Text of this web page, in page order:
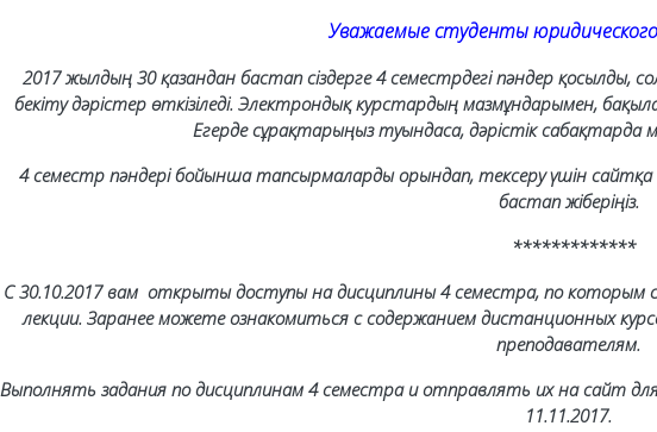
Уважаемые студенты юридического
2017 жылдың 30 қазандан бастап сіздерге 4 семестрдегі пәндер қосылды,
бекіту дәрістер өткізіледі. Электрондық курстардың мазмұндарымен,
Егерде сұрақтарыңыз туындаса, дәрістік сабақтарда
4 семестр пәндері бойынша тапсырмаларды орындап, тексеру үшін
бастап жіберіңіз.
*************
С 30.10.2017 вам открыты доступы на дисциплины 4 семестра, по которым
лекции. Заранее можете ознакомиться с содержанием дистанционных
преподавателям.
Выполнять задания по дисциплинам 4 семестра и отправлять их на сайт
11.11.2017.